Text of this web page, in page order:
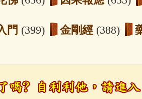
門 (399) 金剛經 (388)
鈔(236) 地藏經(225)
菩薩 (146) 聖救度佛母(